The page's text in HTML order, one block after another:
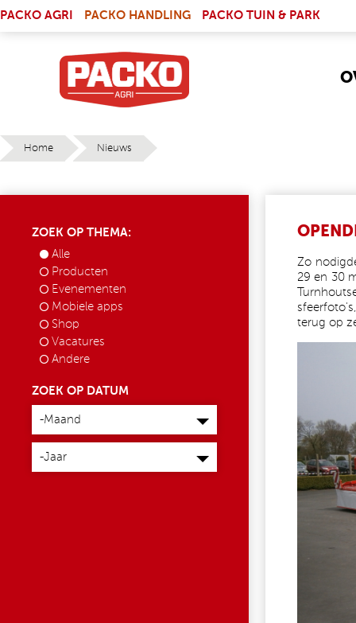
PACKO AGRI
PACKO HANDLING PACKO TUIN & PARK
Home Nieuws
ZOEK OP THEMA:
Alle
Producten
Evenementen
Mobiele apps
Shop
Vacatures
Andere
ZOEK OP DATUM
Maand
-Maand
Jaar
-Jaar
Zo
29 en 30
terug op